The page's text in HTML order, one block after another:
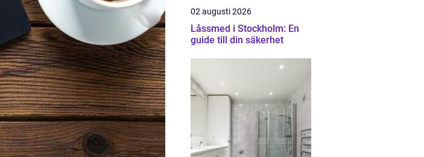
02 augusti 2026
Låssmed i Stockholm: En
guide till din säkerhet